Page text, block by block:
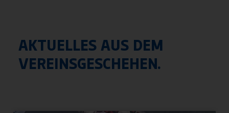
AKTUELLES AUS DEM
VEREINSGESCHEHEN.